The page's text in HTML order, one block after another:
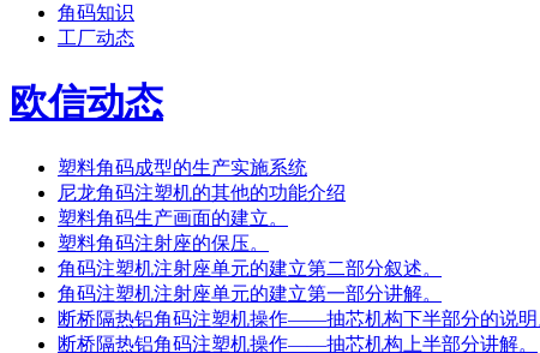
角码知识
工厂动态
欧信动态
塑料角码成型的生产实施系统
尼龙角码注塑机的其他的功能介绍
塑料角码生产画面的建立。
塑料角码注射座的保压。
角码注塑机注射座单元的建立第二部分叙述。
角码注塑机注射座单元的建立第一部分讲解。
断桥隔热铝角码注塑机操作——抽芯机构下半部分的说明
断桥隔热铝角码注塑机操作——抽芯机构上半部分讲解。